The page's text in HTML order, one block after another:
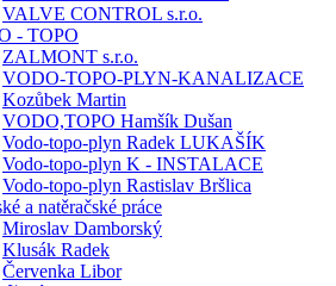
VALVE CONTROL s.r.o.
- TOPO
ZALMONT s.r.o.
VODO-TOPO-PLYN-KANALIZACE
Kozůbek Martin
VODO,TOPO Hamšík Dušan
Vodo-topo-plyn Radek LUKAŠÍK
Vodo-topo-plyn K - INSTALACE
Vodo-topo-plyn Rastislav Bršlica
a natěračské práce
Miroslav Damborský
Klusák Radek
Červenka Libor